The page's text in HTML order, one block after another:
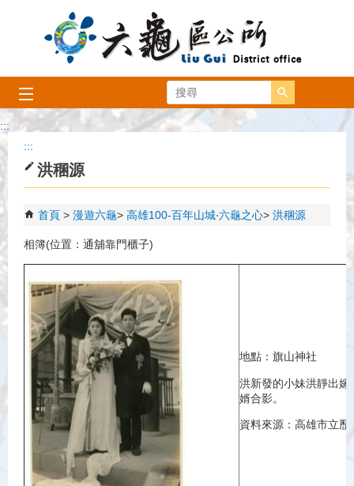
跳到主要內容區塊
搜尋
:::
:::
洪稛源
首頁 漫遊六龜 高雄100-百年山城‧六龜之心 洪稛源
相簿(位置：通舖靠門櫃子)
地點：旗山神社
洪新發的小妹洪靜出
婿合影。
資料來源：高雄市立歷